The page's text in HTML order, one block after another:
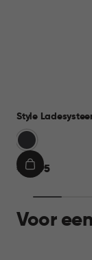
Style
Grijs
€€ 69,95
IN
Voor